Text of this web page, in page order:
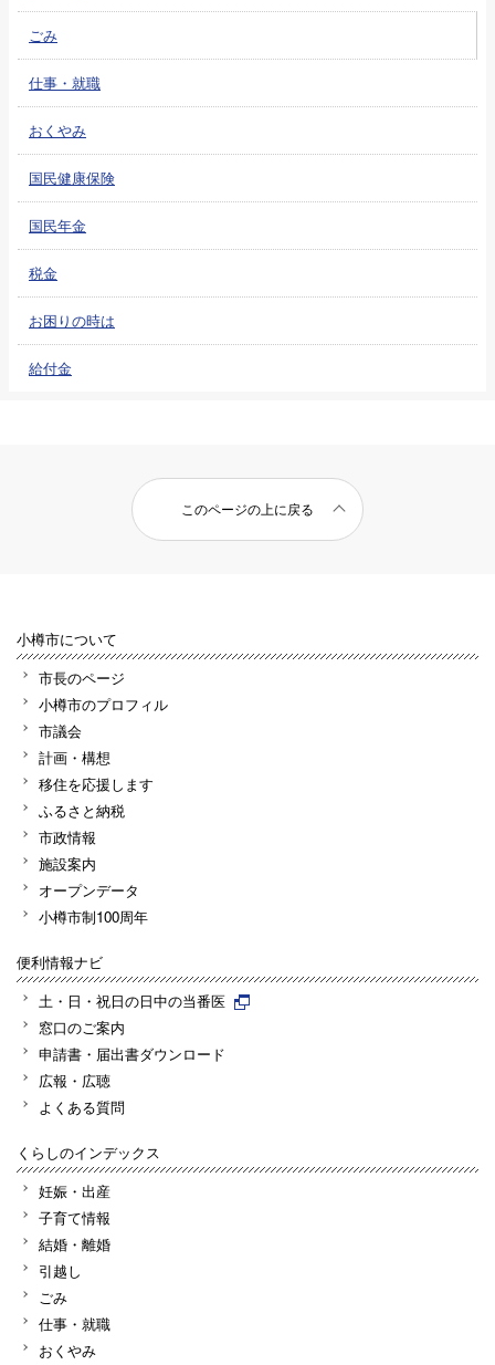
ごみ
仕事・就職
おくやみ
国民健康保険
国民年金
税金
お困りの時は
給付金
このページの上に戻る
小樽市について
市長のページ
小樽市のプロフィル
市議会
計画・構想
移住を応援します
ふるさと納税
市政情報
施設案内
オープンデータ
小樽市制100周年
便利情報ナビ
土・日・祝日の日中の当番医
窓口のご案内
申請書・届出書ダウンロード
広報・広聴
よくある質問
くらしのインデックス
妊娠・出産
子育て情報
結婚・離婚
引越し
ごみ
仕事・就職
おくやみ